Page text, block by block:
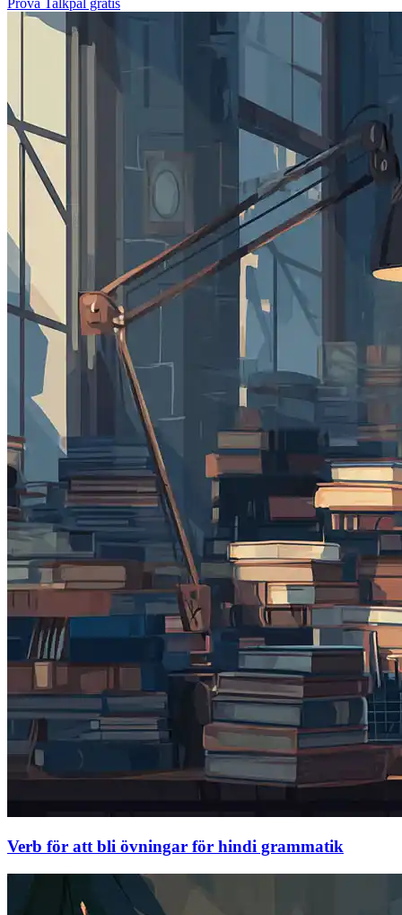
Verb för att bli övningar för hindi grammatik